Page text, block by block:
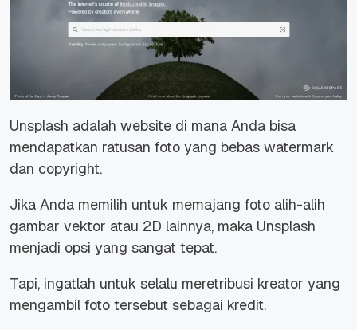
Unsplash adalah website di mana Anda bisa
mendapatkan ratusan foto yang bebas watermark
dan copyright.
Jika Anda memilih untuk memajang foto alih-alih
gambar vektor atau 2D lainnya, maka Unsplash
menjadi opsi yang sangat tepat.
Tapi, ingatlah untuk selalu meretribusi kreator yang
mengambil foto tersebut sebagai kredit.